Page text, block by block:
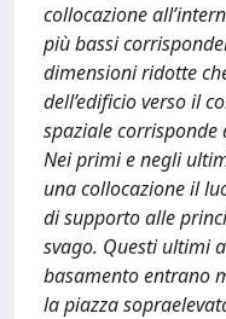
collocazione
più bassi
dimensioni ridotte
dell’edificio verso il
spaziale
Nei primi e negli
una collocazione il
di supporto alle
svago. Questi ultimi
basamento entrano
la piazza